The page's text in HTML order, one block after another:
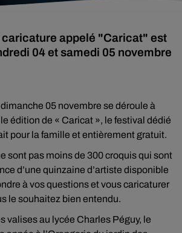
caricature appelé "Caricat" est
04 et samedi 05 novembre
05 novembre se déroule à
édition de « Caricat », le festival dédié
pour la famille et entièrement gratuit.
sont pas moins de 300 croquis qui sont
d’une quinzaine d’artiste disponible
à vos questions et vous caricaturer
le souhaitez bien entendu.
valises au lycée Charles Péguy, le